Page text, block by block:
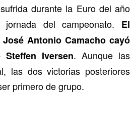
durante la Euro del año
del campeonato. El
Antonio Camacho cayó
Iversen. Aunque las
las dos victorias posteriores
primero de grupo.